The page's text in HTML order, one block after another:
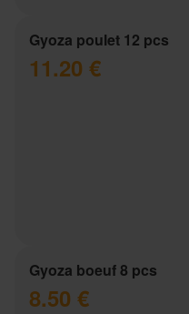
Gyoza poulet 12 pcs
11.20 €
Gyoza boeuf 8 pcs
8.50 €